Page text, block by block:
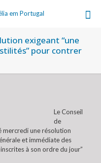
exigeant “une
pour contrer
Le Conseil
de
mercredi une résolution
et immédiate des
à son ordre du jour”